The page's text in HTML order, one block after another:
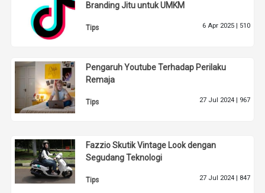
Branding Jitu untuk UMKM
Tips 6 Apr 2025 | 510
Pengaruh Youtube Terhadap Perilaku
Remaja
Tips 27 Jul 2024 | 967
Fazzio Skutik Vintage Look dengan
Segudang Teknologi
Tips 27 Jul 2024 | 847